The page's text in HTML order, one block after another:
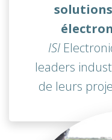
ISI
leaders
de leurs